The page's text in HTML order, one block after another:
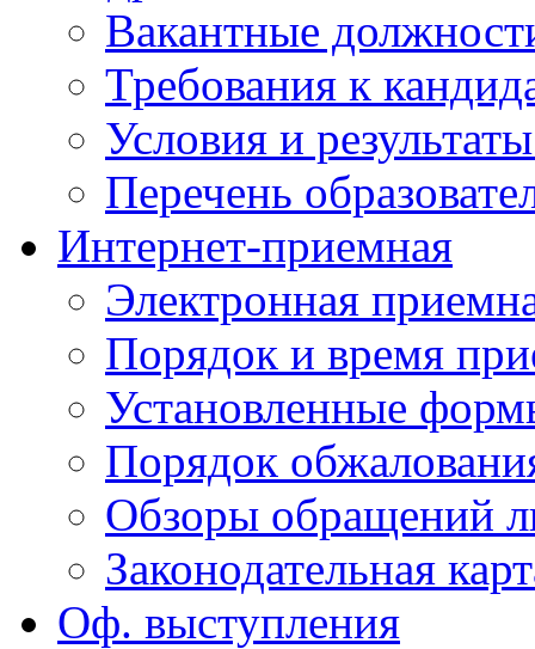
Вакантные
Требования к
Условия и
Перечень
Интернет-приемная
Электронная
Порядок и время
Установленные
Порядок
Обзоры обращений
Законодательная
Оф. выступления